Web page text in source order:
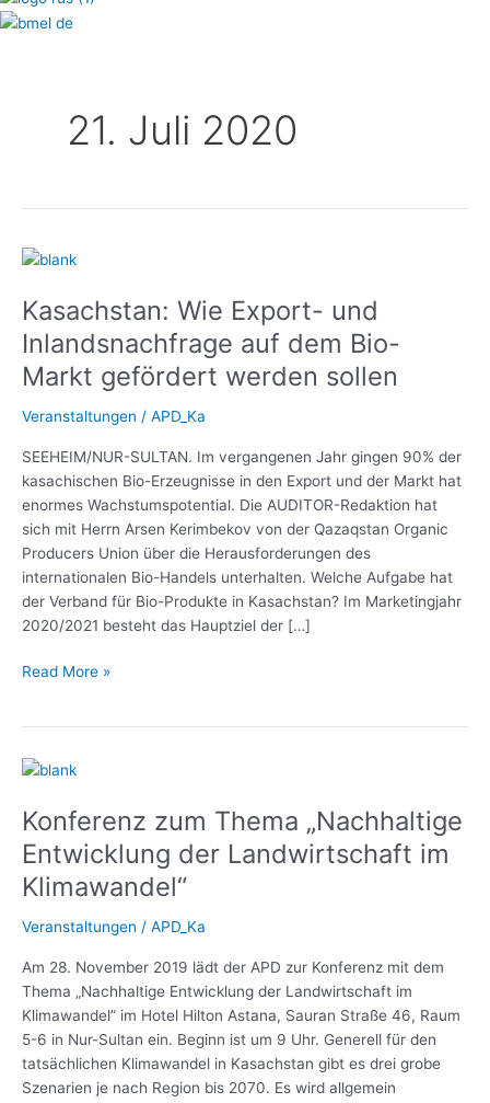
21. Juli 2020
Kasachstan: Wie Export- und
Inlandsnachfrage auf dem Bio-
Markt gefördert werden sollen
Veranstaltungen / APD_Ka
SEEHEIM/NUR-SULTAN. Im vergangenen Jahr gingen 90% der
kasachischen Bio-Erzeugnisse in den Export und der Markt hat
enormes Wachstumspotential. Die AUDITOR-Redaktion hat
sich mit Herrn Arsen Kerimbekov von der Qazaqstan Organic
Producers Union über die Herausforderungen des
internationalen Bio-Handels unterhalten. Welche Aufgabe hat
der Verband für Bio-Produkte in Kasachstan? Im Marketingjahr
2020/2021 besteht das Hauptziel der […]
Kasachstan:
Export-
und
Inlandsnachfrage
auf
Bio-
Markt
gefördert
werden
sollen
Read More »
Konferenz zum Thema „Nachhaltige
Entwicklung der Landwirtschaft im
Klimawandel“
Veranstaltungen / APD_Ka
Am 28. November 2019 lädt der APD zur Konferenz mit dem
Thema „Nachhaltige Entwicklung der Landwirtschaft im
Klimawandel” im Hotel Hilton Astana, Sauran Straße 46, Raum
5-6 in Nur-Sultan ein. Beginn ist um 9 Uhr. Generell für den
tatsächlichen Klimawandel in Kasachstan gibt es drei grobe
Szenarien je nach Region bis 2070. Es wird allgemein
Konferenz
Thema
„Nachhaltige
Entwicklung
der
im
Klimawandel“